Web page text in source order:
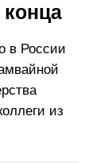
в России
из